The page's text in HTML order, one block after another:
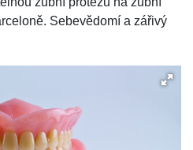
Sebevědomí a zářivý